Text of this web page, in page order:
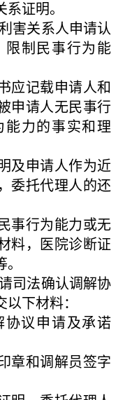
证明。
害关系人申请认
制民事行为能
记载申请人和
申请人无民事行
力的事实和理
申请人作为近
委托代理人的还
行为能力或无
料，医院诊断证
司法确认调解协
下材料：
议申请及承诺
和调解员签字